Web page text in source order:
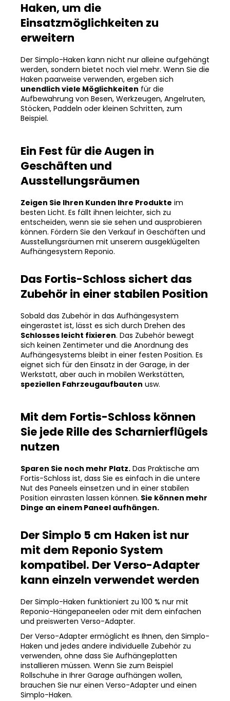
Haken, um die
Einsatzmöglichkeiten zu
erweitern
Der Simplo-Haken kann nicht nur alleine aufgehängt
werden, sondern bietet noch viel mehr. Wenn Sie die
Haken paarweise verwenden, ergeben sich
unendlich viele Möglichkeiten für die
Aufbewahrung von Besen, Werkzeugen, Angelruten,
Stöcken, Paddeln oder kleinen Schritten, zum
Beispiel.
Ein Fest für die Augen in
Geschäften und
Ausstellungsräumen
Zeigen Sie Ihren Kunden Ihre Produkte im
besten Licht. Es fällt ihnen leichter, sich zu
entscheiden, wenn sie sie sehen und ausprobieren
können. Fördern Sie den Verkauf in Geschäften und
Ausstellungsräumen mit unserem ausgeklügelten
Aufhängesystem Reponio.
Das Fortis-Schloss sichert das
Zubehör in einer stabilen Position
Sobald das Zubehör in das Aufhängesystem
eingerastet ist, lässt es sich durch Drehen des
Schlosses leicht fixieren. Das Zubehör bewegt
sich keinen Zentimeter und die Anordnung des
Aufhängesystems bleibt in einer festen Position. Es
eignet sich für den Einsatz in der Garage, in der
Werkstatt, aber auch in mobilen Werkstätten,
speziellen Fahrzeugaufbauten usw.
Mit dem Fortis-Schloss können
Sie jede Rille des Scharnierflügels
nutzen
Sparen Sie noch mehr Platz. Das Praktische am
Fortis-Schloss ist, dass Sie es einfach in die untere
Nut des Paneels einsetzen und in einer stabilen
Position einrasten lassen können. Sie können mehr
Dinge an einem Paneel aufhängen.
Der Simplo 5 cm Haken ist nur
mit dem Reponio System
kompatibel. Der Verso-Adapter
kann einzeln verwendet werden
Der Simplo-Haken funktioniert zu 100 % nur mit
Reponio-Hängepaneelen oder mit dem einfachen
und preiswerten Verso-Adapter.
Der Verso-Adapter ermöglicht es Ihnen, den Simplo-
Haken und jedes andere individuelle Zubehör zu
verwenden, ohne dass Sie Aufhängeplatten
installieren müssen. Wenn Sie zum Beispiel
Rollschuhe in Ihrer Garage aufhängen wollen,
brauchen Sie nur einen Verso-Adapter und einen
Simplo-Haken.